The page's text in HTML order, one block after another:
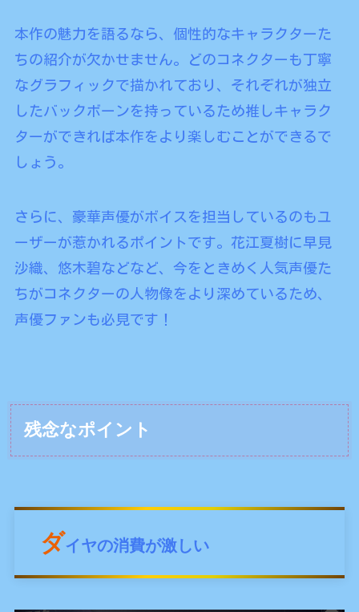
本作の魅力を語るなら、個性的なキャラクターた
ちの紹介が欠かせません。どのコネクターも丁寧
なグラフィックで描かれており、それぞれが独立
したバックボーンを持っているため推しキャラク
ターができれば本作をより楽しむことができるで
しょう。
さらに、豪華声優がボイスを担当しているのもユ
ーザーが惹かれるポイントです。花江夏樹に早見
沙織、悠木碧などなど、今をときめく人気声優た
ちがコネクターの人物像をより深めているため、
声優ファンも必見です！
残念なポイント
ダイヤの消費が激しい